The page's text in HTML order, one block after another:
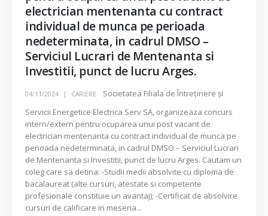
electrician mentenanta cu contract
individual de munca pe perioada
nedeterminata, in cadrul DMSO –
Serviciul Lucrari de Mentenanta si
Investitii, punct de lucru Arges.
04/11/2024 CARIERE
Societatea Filiala de Întreţinere şi
Servicii Energetice Electrica Serv SA, organizeaza concurs
intern/extern pentru ocuparea unui post vacant de
electrician mentenanta cu contract individual de munca pe
perioada nedeterminata, in cadrul DMSO – Serviciul Lucrari
de Mentenanta si Investitii, punct de lucru Arges. Cautam un
coleg care sa detina: -Studii medii absolvite cu diploma de
bacalaureat (alte cursuri, atestate si competente
profesionale constituie un avantaj); -Certificat de absolvire
cursuri de calificare in meseria...